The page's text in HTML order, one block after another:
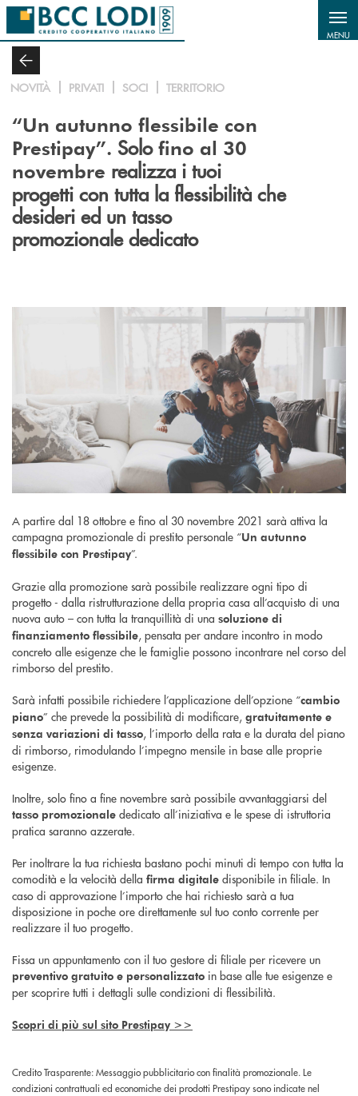
Salta al contenuto principale
MENU
NOVITÀ PRIVATI SOCI TERRITORIO
“Un autunno flessibile con
Prestipay”. Solofino al 30
novembre realizza i tuoi
progetti con tutta la flessibilità che
desideri ed un tasso
promozionale dedicato
A partire dal 18 ottobre e fino al 30 novembre 2021 sarà attiva la
campagna promozionale di prestito personale “Un autunno
flessibile con Prestipay”.
Grazie alla promozione sarà possibile realizzare ogni tipo di
progetto - dalla ristrutturazione della propria casa all’acquisto di una
nuova auto – con tutta la tranquillità di una soluzione di
finanziamento flessibile, pensata per andare incontro in modo
concreto alle esigenze che le famiglie possono incontrare nel corso del
rimborso del prestito.
Sarà infatti possibile richiedere l’applicazione dell’opzione “cambio
piano” che prevede la possibilità di modificare, gratuitamente e
senza variazioni di tasso, l’importo della rata e la durata del piano
di rimborso, rimodulando l’impegno mensile in base alle proprie
esigenze.
Inoltre, solo fino a fine novembre sarà possibile avvantaggiarsi del
tasso promozionale dedicato all’iniziativa e le spese di istruttoria
pratica saranno azzerate.
Per inoltrare la tua richiesta bastano pochi minuti di tempo con tutta la
comodità e la velocità della firma digitale disponibile in filiale. In
caso di approvazione l’importo che hai richiesto sarà a tua
disposizione in poche ore direttamente sul tuo conto corrente per
realizzare il tuo progetto.
Fissa un appuntamento con il tuo gestore di filiale per ricevere un
preventivo gratuito e personalizzato in base alle tue esigenze e
per scoprire tutti i dettagli sulle condizioni di flessibilità.
Scopri di più sul sito Prestipay >>
Credito Trasparente: Messaggio pubblicitario con finalità promozionale. Le
condizioni contrattuali ed economiche dei prodotti Prestipay sono indicate nel